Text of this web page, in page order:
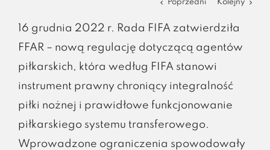
Poprzedni Kolejny
16 grudnia 2022 r. Rada FIFA zatwierdziła
FFAR – nową regulację dotyczącą agentów
piłkarskich, która według FIFA stanowi
instrument prawny chroniący integralność
piłki nożnej i prawidłowe funkcjonowanie
piłkarskiego systemu transferowego.
Wprowadzone ograniczenia spowodowały